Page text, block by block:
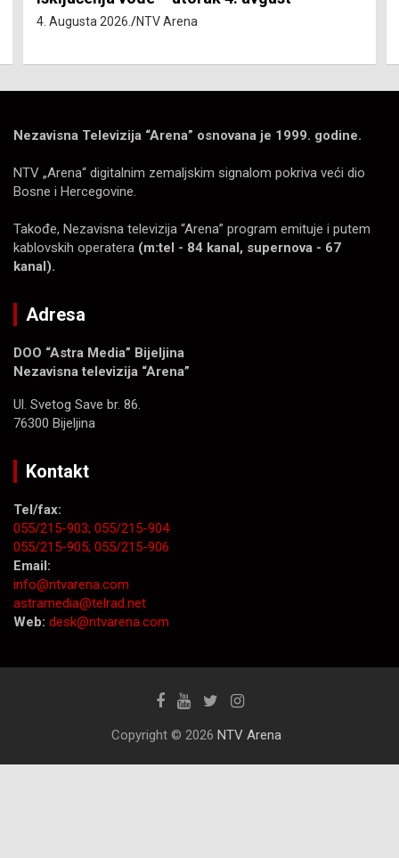
4. Augusta 2026. NTV Arena
Nezavisna Televizija “Arena” osnovana je 1999. godine.
NTV „Arena“ digitalnim zemaljskim signalom pokriva veći dio
Bosne i Hercegovine.
Takođe, Nezavisna televizija “Arena” program emituje i putem
kablovskih operatera (m:tel - 84 kanal, supernova - 67
kanal).
Adresa
DOO “Astra Media” Bijeljina
Nezavisna televizija “Arena”
Ul. Svetog Save br. 86.
76300 Bijeljina
Kontakt
Tel/fax:
055/215-903; 055/215-904
055/215-905; 055/215-906
Email:
info@ntvarena.com
astramedia@telrad.net
Web: desk@ntvarena.com
Copyright © 2026 NTV Arena